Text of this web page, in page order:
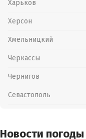
Харьков
Херсон
Хмельницкий
Черкассы
Чернигов
Севастополь
Новости